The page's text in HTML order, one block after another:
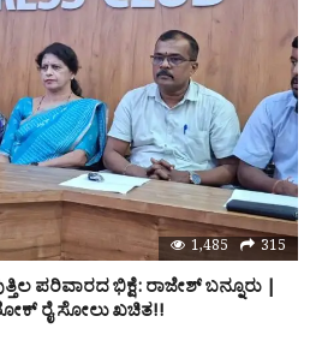
1,485 315
ಪರಿವಾರದ ಭಿಕ್ಷೆ: ರಾಜೇಶ್ ಬನ್ನೂರು |
ರೈ ಸೋಲು ಖಚಿತ!!